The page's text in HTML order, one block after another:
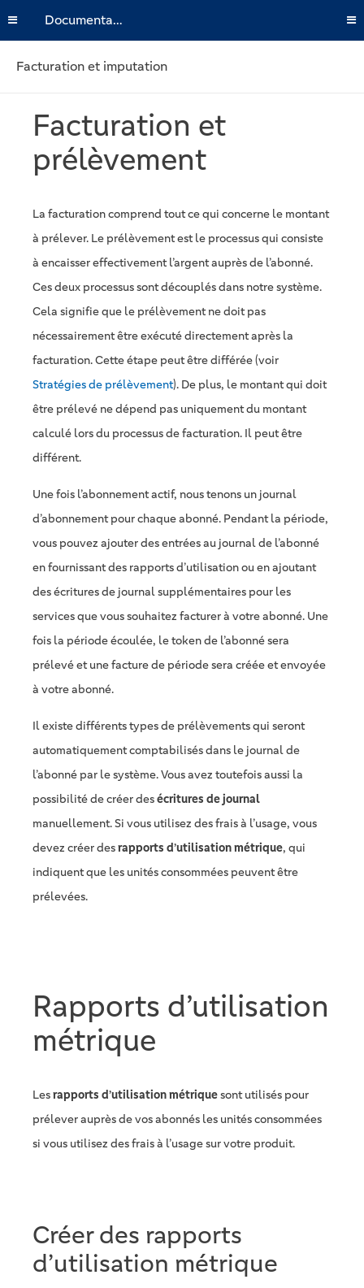
Documentation
Facturation et imputation
Facturation et
prélèvement
La facturation comprend tout ce qui concerne le montant
à prélever. Le prélèvement est le processus qui consiste
à encaisser effectivement l’argent auprès de l’abonné.
Ces deux processus sont découplés dans notre système.
Cela signifie que le prélèvement ne doit pas
nécessairement être exécuté directement après la
facturation. Cette étape peut être différée (voir
Stratégies de prélèvement). De plus, le montant qui doit
être prélevé ne dépend pas uniquement du montant
calculé lors du processus de facturation. Il peut être
différent.
Une fois l’abonnement actif, nous tenons un journal
d’abonnement pour chaque abonné. Pendant la période,
vous pouvez ajouter des entrées au journal de l’abonné
en fournissant des rapports d’utilisation ou en ajoutant
des écritures de journal supplémentaires pour les
services que vous souhaitez facturer à votre abonné. Une
fois la période écoulée, le token de l’abonné sera
prélevé et une facture de période sera créée et envoyée
à votre abonné.
Il existe différents types de prélèvements qui seront
automatiquement comptabilisés dans le journal de
l’abonné par le système. Vous avez toutefois aussi la
possibilité de créer desécritures de journal
manuellement. Si vous utilisez des frais à l’usage, vous
devez créer desrapports d’utilisation métrique, qui
indiquent que les unités consommées peuvent être
prélevées.
Rapports d’utilisation
métrique
Lesrapports d’utilisation métriquesont utilisés pour
prélever auprès de vos abonnés les unités consommées
si vous utilisez des frais à l’usage sur votre produit.
Créer des rapports
d’utilisation métrique